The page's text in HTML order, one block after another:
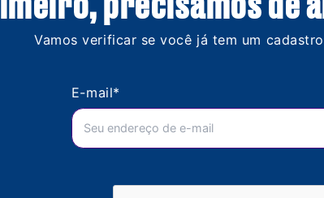
Primeiro, precisamos
E-mail *